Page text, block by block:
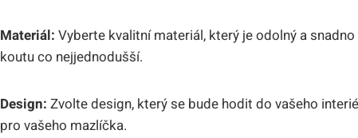
Materiál: Vyberte⁣ kvalitní materiál, který⁤ je odolný a
koutu ⁤co nejjednodušší.
Design: Zvolte design, který se bude hodit do vašeho⁣
pro vašeho mazlíčka.